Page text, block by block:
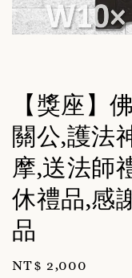
【獎座】
關公,護法
摩,送法師
休禮品,感
品
Regular
NT$ 2,000